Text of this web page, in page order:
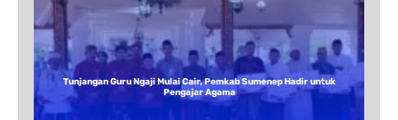
Tunjangan Guru Ngaji Mulai Cair, Pemkab Sumenep Hadir untuk
Pengajar Agama